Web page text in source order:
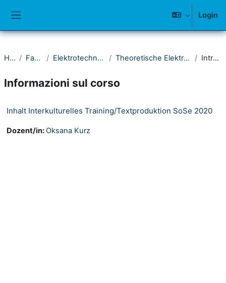
Login
Home Fakultät IV Elektrotechnik und Informatik Theoretische Elektrotechnik und Photonik Introduzione
Informazioni sul corso
Inhalt Interkulturelles Training/Textproduktion SoSe 2020
Dozent/in:Oksana Kurz